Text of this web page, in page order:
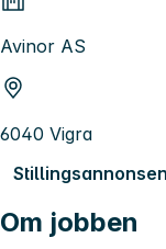
Avinor AS
6040 Vigra
Om jobben